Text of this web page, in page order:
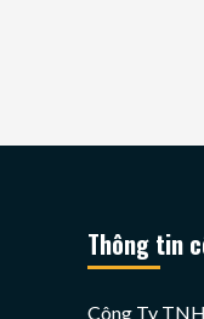
Thông tin
Công Ty